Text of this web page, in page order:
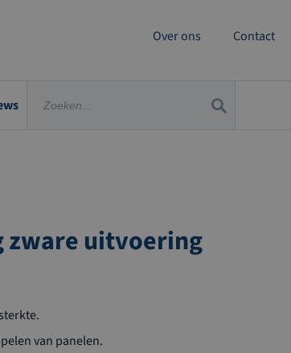
Over ons Contact
zware uitvoering
van panelen.